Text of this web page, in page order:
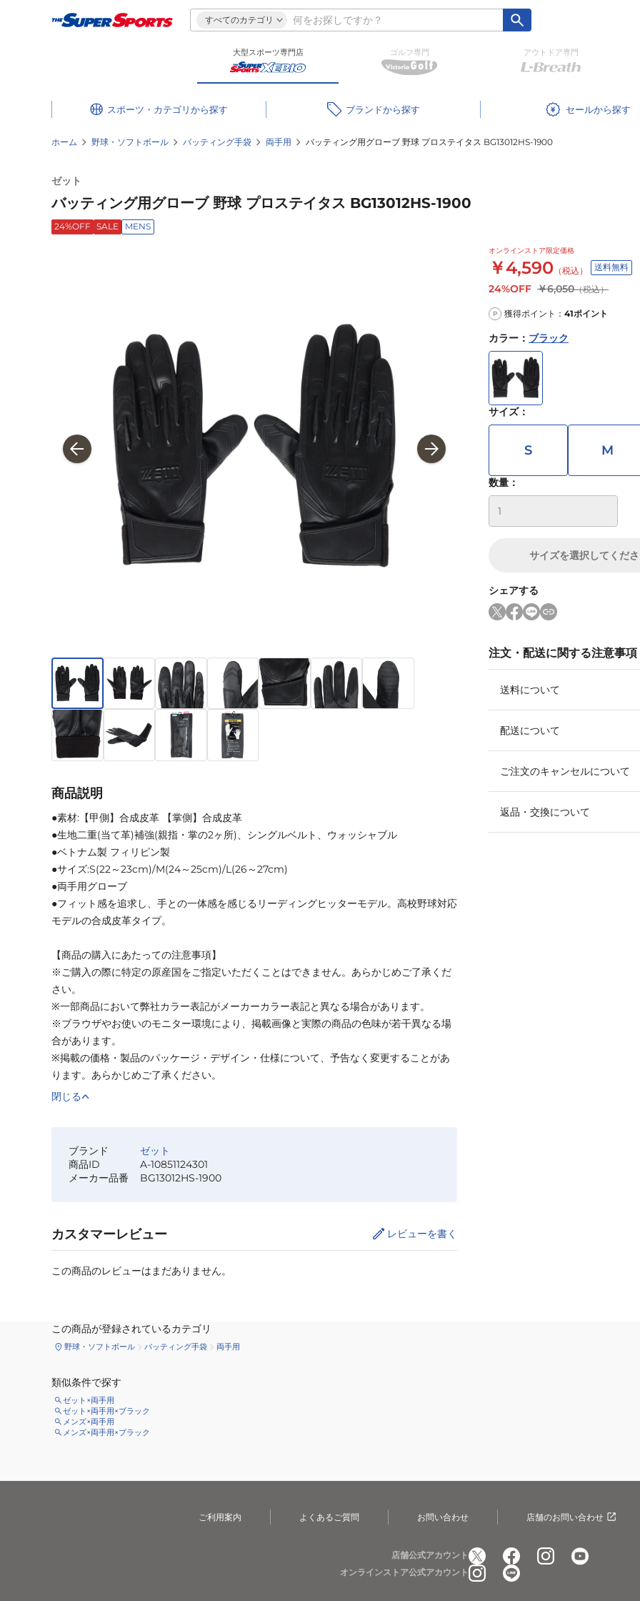
すべてのカテゴリ
大型スポーツ専門店 ゴルフ専門 アウトドア専門
スポーツ・カテゴリ ブランド セール
ホーム 野球・ソフトボール バッティング手袋 両手用 バッティング用グローブ 野球 プロステイタス BG13012HS-1900
ゼット
バッティング用グローブ 野球 プロステイタス BG13012HS-1900
24%OFF SALE MENS
オンラインストア限定価格
￥4,590 （税込） 送料無料
24%OFF ￥6,050（税込）
P 獲得ポイント： 41ポイント
カラー ： ブラック
サイズ：
S M
数量：
サイズを選択してくだ
シェアする
注文・配送に関する注意事項
送料について
配送について
ご注文のキャンセルについて
返品・交換について
商品説明
●素材:【甲側】合成皮革 【掌側】合成皮革
●生地二重(当て革)補強(親指・掌の2ヶ所)、シングルベルト、ウォッシャブル
●ベトナム製 フィリピン製
●サイズ:S(22～23cm)/M(24～25cm)/L(26～27cm)
●両手用グローブ
●フィット感を追求し、手との一体感を感じるリーディングヒッターモデル。高校野球対応
モデルの合成皮革タイプ。
【商品の購入にあたっての注意事項】
※ご購入の際に特定の原産国をご指定いただくことはできません。あらかじめご了承くだ
さい。
※一部商品において弊社カラー表記がメーカーカラー表記と異なる場合があります。
※ブラウザやお使いのモニター環境により、掲載画像と実際の商品の色味が若干異なる場
合があります。
※掲載の価格・製品のパッケージ・デザイン・仕様について、予告なく変更することがあ
ります。あらかじめご了承ください。
閉じる
ブランド
ゼット
商品ID
A-10851124301
メーカー品番
BG13012HS-1900
カスタマーレビュー レビューを書く
この商品のレビューはまだありません。
この商品が登録されているカテゴリ
野球・ソフトボール バッティング手袋 両手用
類似条件で探す
ゼット×両手用
ゼット×両手用×ブラック
メンズ×両手用
メンズ×両手用×ブラック
ご利用案内 よくあるご質問 お問い合わせ 店舗のお問い合わせ
店舗公式アカウント
オンラインストア公式アカウント